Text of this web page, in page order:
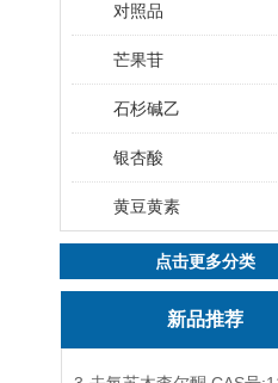
对照品
芒果苷
石杉碱乙
银杏酸
黄豆黄素
点击更多分类
新品推荐